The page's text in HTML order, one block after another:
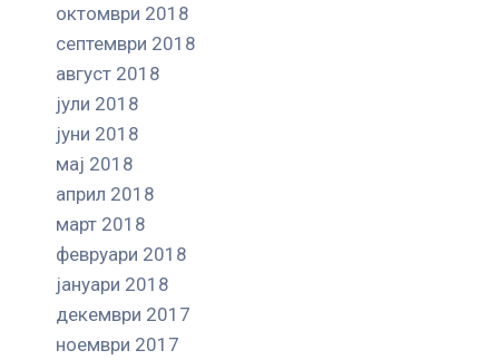
октомври 2018
септември 2018
август 2018
јули 2018
јуни 2018
мај 2018
април 2018
март 2018
февруари 2018
јануари 2018
декември 2017
ноември 2017